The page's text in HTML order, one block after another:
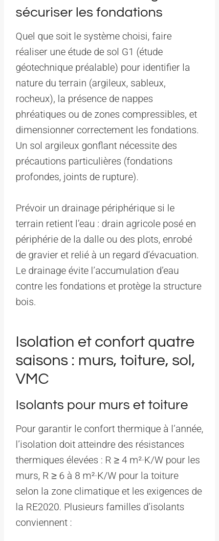
sécuriser les fondations
Quel que soit le système choisi, faire
réaliser une étude de sol G1 (étude
géotechnique préalable) pour identifier la
nature du terrain (argileux, sableux,
rocheux), la présence de nappes
phréatiques ou de zones compressibles, et
dimensionner correctement les fondations.
Un sol argileux gonflant nécessite des
précautions particulières (fondations
profondes, joints de rupture).
Prévoir un drainage périphérique si le
terrain retient l’eau : drain agricole posé en
périphérie de la dalle ou des plots, enrobé
de gravier et relié à un regard d’évacuation.
Le drainage évite l’accumulation d’eau
contre les fondations et protège la structure
bois.
Isolation et confort quatre
saisons : murs, toiture, sol,
VMC
Isolants pour murs et toiture
Pour garantir le confort thermique à l’année,
l’isolation doit atteindre des résistances
thermiques élevées : R ≥ 4 m²·K/W pour les
murs, R ≥ 6 à 8 m²·K/W pour la toiture
selon la zone climatique et les exigences de
la RE2020. Plusieurs familles d’isolants
conviennent :